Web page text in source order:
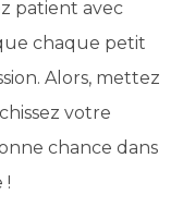
patient avec
chaque petit
Alors, mettez
votre
chance dans
!